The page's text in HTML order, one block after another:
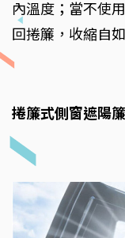
內溫度；當不使
回捲簾，收縮自
捲簾式側窗遮陽